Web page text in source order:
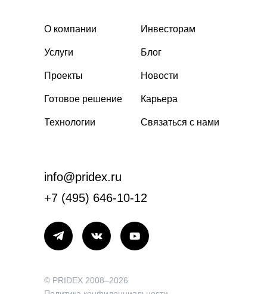
+7 (495) 646-10-12
info@pridex.ru
© PRIDEX 2008–2026
О компании
Технологии
Услуги Блог
Проекты
Карьера
Готовое решение
Связаться с нами
Инвесторам
Новости